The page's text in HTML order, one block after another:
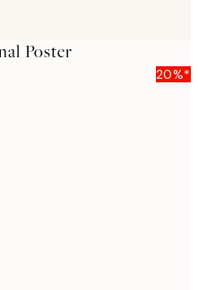
Poster
20%*